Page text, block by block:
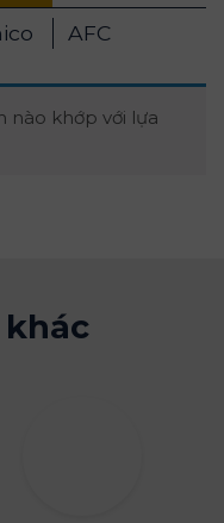
AFC
nào khớp với lựa
khác